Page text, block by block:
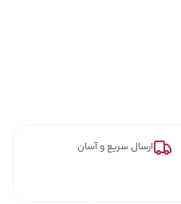
ارسال سریع و آسان